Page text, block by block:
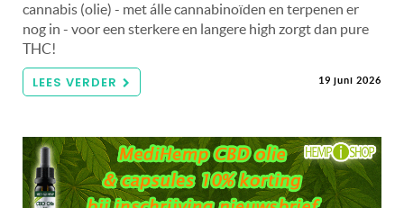
cannabis (olie) - met álle cannabinoïden en terpenen er
nog in - voor een sterkere en langere high zorgt dan pure
THC!
LEES VERDER 19 juni 2026